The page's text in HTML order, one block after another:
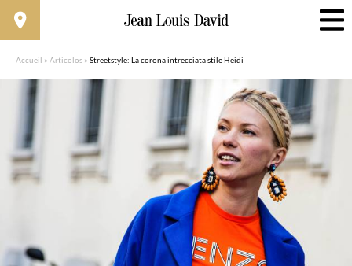
Accueil » Articolos » Streetstyle: La corona intrecciata stile Heidi